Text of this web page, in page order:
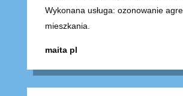
Wykonana usługa: ozonowanie
mieszkania.
maita pl